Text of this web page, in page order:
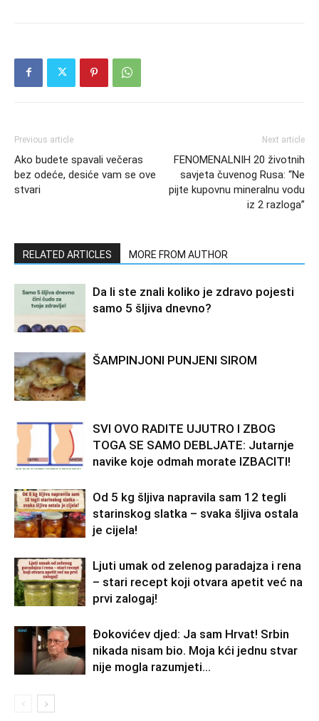
Previous article
Ako budete spavali večeras
bez odeće, desiće vam se ove
stvari
Next article
FENOMENALNIH 20 životnih
savjeta čuvenog Rusa: “Ne
pijte kupovnu mineralnu vodu
iz 2 razloga”
RELATED ARTICLES MORE FROM AUTHOR
Da li ste znali koliko je zdravo pojesti
samo 5 šljiva dnevno?
ŠAMPINJONI PUNJENI SIROM
SVI OVO RADITE UJUTRO I ZBOG
TOGA SE SAMO DEBLJATE: Jutarnje
navike koje odmah morate IZBACITI!
Od 5 kg šljiva napravila sam 12 tegli
starinskog slatka – svaka šljiva ostala
je cijela!
Ljuti umak od zelenog paradajza i rena
– stari recept koji otvara apetit već na
prvi zalogaj!
Đokovićev djed: Ja sam Hrvat! Srbin
nikada nisam bio. Moja kći jednu stvar
nije mogla razumjeti…